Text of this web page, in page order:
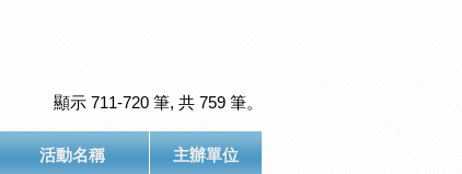
顯示 711-720 筆, 共 759 筆。
活動名稱 主辦單位